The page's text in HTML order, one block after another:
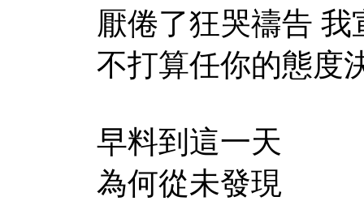
厭倦了狂哭禱告 我
不打算任你的態度
早料到這一天
為何從未發現